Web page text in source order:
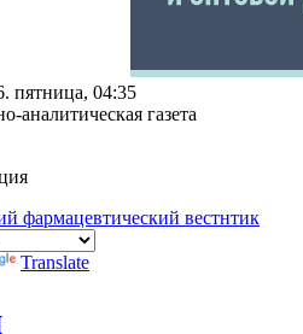
пятница, 04:35
аналитическая газета
Translate